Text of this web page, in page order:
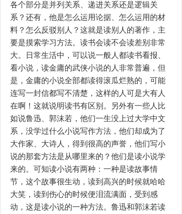
各个部分是并列关系、递进关系还是逻辑关
系？还有，他是怎么运用论据、怎么运用的材
料？怎么反驳别人？这就是读别人的著作，主
要是摸索学习方法。读书会读不会读差别非常
大。日常生活中，可以说一般人都读书看报、
看小说，读金庸的武侠小说的人非常普遍，但
是，金庸的小说全部都读得滚瓜烂熟的，可能
连写一封信都写不清楚，这样的人可是大有人
在啊！这就说明读书有区别。另外有一些人比
如说鲁迅、郭沫若，他们一生没上过大学中文
系，没学过什么小说写作方法，他们却成为了
大作家、大诗人，得到很高的声誉，他们写小
说的那套方法是从哪里来的？他们是读小说学
来的。可知读小说有两种：一种是读故事情
节，这个故事很生动，读到高兴的时候就哈哈
大笑，读到伤心的时候便泪流满面，受到感
动，这是读小说的一种方法。鲁迅和郭沫若读